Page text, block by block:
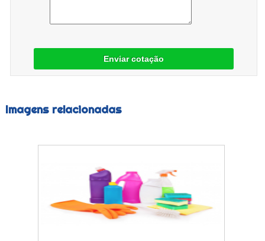
Enviar cotação
Imagens relacionadas